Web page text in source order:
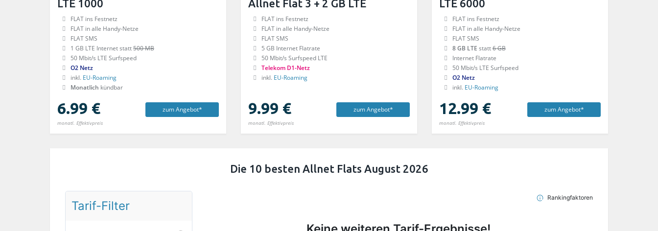
LTE 1000
FLAT ins Festnetz
FLAT in alle Handy-Netze
FLAT SMS
1 GB LTE Internetstatt500 MB
50 Mbit/s LTE Surfspeed
O2 Netz
inkl. EU-Roaming
Monatlich kündbar
6.99 €
monatl. Effektivpreis
zum Angebot*
Allnet Flat 3 + 2 GB LTE
FLAT ins Festnetz
FLAT in alle Handy-Netze
FLAT SMS
5 GB Internet Flatrate
50 Mbit/s Surfspeed LTE
Telekom D1-Netz
inkl. EU-Roaming
9.99 €
monatl. Effektivpreis
zum Angebot*
LTE 6000
FLAT ins Festnetz
FLAT in alle Handy-Netze
FLAT SMS
8 GB LTE statt6 GB
Internet Flatrate
50 Mbit/s LTE Surfspeed
O2 Netz
inkl. EU-Roaming
12.99 €
monatl. Effektivpreis
zum Angebot*
Die 10 besten Allnet Flats August 2026